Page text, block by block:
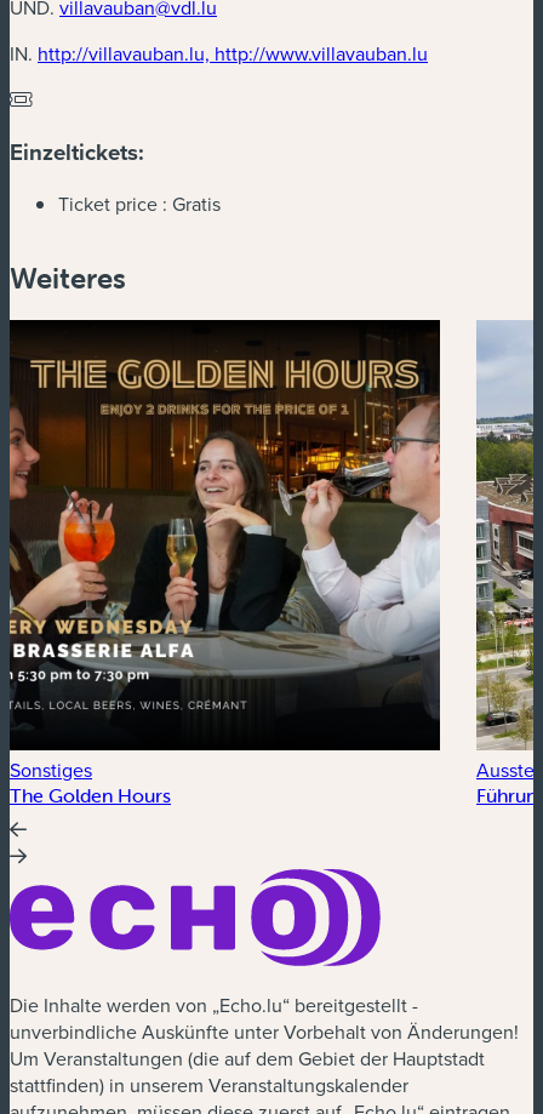
UND. villavauban@vdl.lu
IN. http://villavauban.lu, http://www.villavauban.lu
Einzeltickets:
Ticket price : Gratis
Weiteres
Sonstiges
The Golden Hours
Die Inhalte werden von „Echo.lu“ bereitgestellt -
unverbindliche Auskünfte unter Vorbehalt von Änderungen!
Um Veranstaltungen (die auf dem Gebiet der Hauptstadt
stattfinden) in unserem Veranstaltungskalender